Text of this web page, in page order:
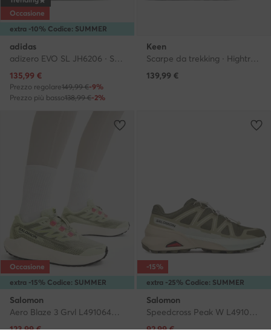
extra -10% Codice: SUMMER
Occasione
adidas
adizero EVO SL JH6206 · Scarpe running
Prezzo attuale
135,99 €
Prezzo regolare149,99 €-9%
Prezzo più basso138,99 €-2%
Keen
Scarpe da trekking · Hightrail Waterproof 1031843 · Marrone
139,99 €
extra -15% Codice: SUMMER
Occasione
Salomon
Aero Blaze 3 Grvl L49106400 · Scarpe running
Prezzo attuale
123,99€
extra -25% Codice: SUMMER
-15%
Salomon
Speedcross Peak W L49102200 · Scarpe running
Prezzo attuale
92,99€